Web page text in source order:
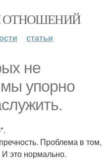
ОТНОШЕНИЙ
статьи
не
мы упорно
Проблема в том,
это нормально.